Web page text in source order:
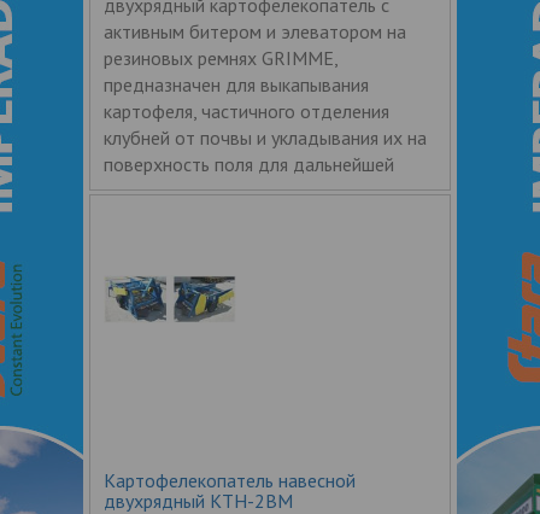
активным битером и элеватором на
резиновых ремнях GRIMME,
предназначен для выкапывания
картофеля, частичного отделения
клубней от почвы и укладывания их на
поверхность поля для дальнейшей
Картофелекопатель навесной
двухрядный КТН-2ВМ